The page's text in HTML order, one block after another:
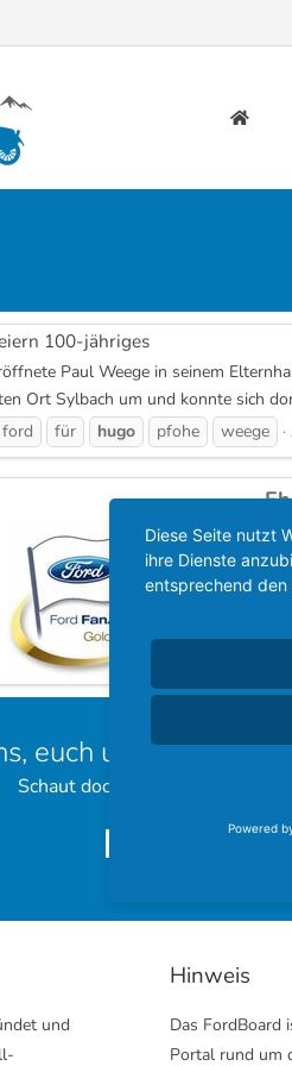
100-jähriges
Paul Weege in seinem
Ort Sylbach um und konnte sich
ford für hugo pfohe weege
euch unsere
Schaut doch einmal bei
Ford
und
Hinweis
Das FordBoard
Portal rund um
Diese Seite nutzt
ihre Dienste
entsprechend
Powered